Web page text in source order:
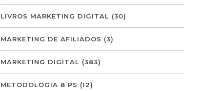
LIVROS MARKETING DIGITAL (30)
MARKETING DE AFILIADOS (3)
MARKETING DIGITAL (383)
METODOLOGIA 8 PS (12)